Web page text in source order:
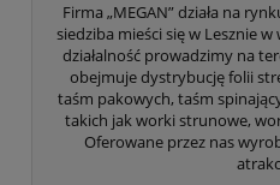
Firma „MEGAN” działa na
siedziba mieści się w Lesznie
działalność prowadzimy na
obejmuje dystrybucję folii
taśm pakowych, taśm
takich jak worki strunowe,
Oferowane przez nas